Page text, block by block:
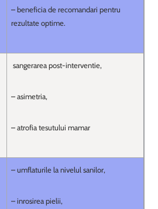
– beneficia de recomandari pentru
rezultate optime.
sangerarea post-interventie,
– asimetria,
– atrofia tesutului mamar
– umflaturile la nivelul sanilor,
– inrosirea pielii,